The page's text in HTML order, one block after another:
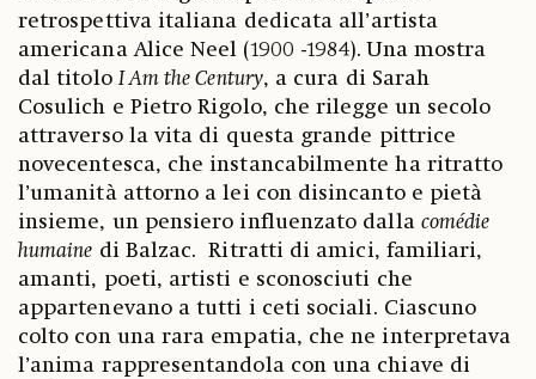
retrospettiva italiana dedicata all’artista
americana Alice Neel (1900 -1984). Una mostra
dal titoloI Am the Century, a cura di Sarah
Cosulich e Pietro Rigolo, che rilegge un secolo
attraverso la vita di questa grande pittrice
novecentesca, che instancabilmente ha ritratto
l’umanità attorno a lei con disincanto e pietà
insieme, un pensiero influenzato dalla comédie
humaine di Balzac. Ritratti di amici, familiari,
amanti, poeti, artisti e sconosciuti che
appartenevano a tutti i ceti sociali. Ciascuno
colto con una rara empatia, che ne interpretava
l’anima rappresentandola con una chiave di